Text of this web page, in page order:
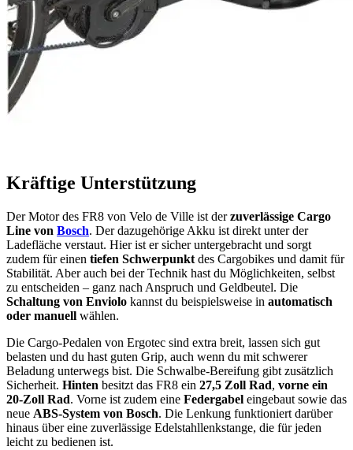
Kräftige Unterstützung
Der Motor des FR8 von Velo de Ville ist derzuverlässige Cargo
Line von Bosch. Der dazugehörige Akku ist direkt unter der
Ladefläche verstaut. Hier ist er sicher untergebracht und sorgt
zudem für einen tiefen Schwerpunkt des Cargobikes und damit für
Stabilität. Aber auch bei der Technik hast du Möglichkeiten, selbst
zu entscheiden – ganz nach Anspruch und Geldbeutel. Die
Schaltung von Enviolo kannst du beispielsweise in automatisch
oder manuell wählen.
Die Cargo-Pedalen von Ergotec sind extra breit, lassen sich gut
belasten und du hast guten Grip, auch wenn du mit schwerer
Beladung unterwegs bist. Die Schwalbe-Bereifung gibt zusätzlich
Sicherheit. Hinten besitzt das FR8 ein 27,5 Zoll Rad, vorne ein
20-Zoll Rad. Vorne ist zudem eine Federgabel eingebaut sowie das
neue ABS-System von Bosch. Die Lenkung funktioniert darüber
hinaus über eine zuverlässige Edelstahllenkstange, die für jeden
leicht zu bedienen ist.